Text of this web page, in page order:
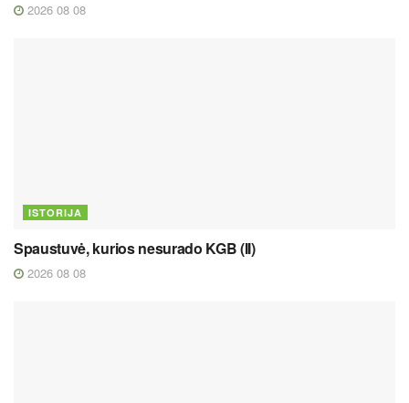
2026 08 08
ISTORIJA
Spaustuvė, kurios nesurado KGB (II)
2026 08 08